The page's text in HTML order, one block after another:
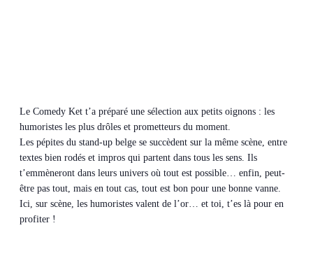
Le Comedy Ket t’a préparé une sélection aux petits oignons : les
humoristes les plus drôles et prometteurs du moment.
Les pépites du stand-up belge se succèdent sur la même scène, entre
textes bien rodés et impros qui partent dans tous les sens. Ils
t’emmèneront dans leurs univers où tout est possible… enfin, peut-
être pas tout, mais en tout cas, tout est bon pour une bonne vanne.
Ici, sur scène, les humoristes valent de l’or… et toi, t’es là pour en
profiter !